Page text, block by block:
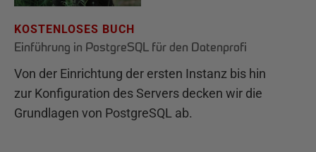
KOSTENLOSES BUCH
Einführung in PostgreSQL für den Datenprofi
Von der Einrichtung der ersten Instanz bis hin
zur Konfiguration des Servers decken wir die
Grundlagen von PostgreSQL ab.